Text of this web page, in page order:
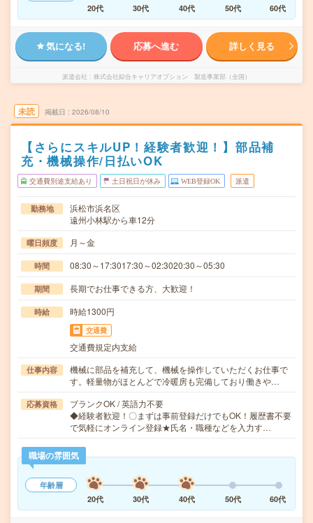
20代
30代 40代 50代 60代
気になる! 応募へ進む 詳しく見る
派遣会社 株式会社綜合キャリアオプション 製造事業部（全国）
未読 掲載日 2026/08/10
【さらにスキルUP！経験者歓迎！】部品補
充・機械操作/日払いOK
交通費別途支給あり 土日祝日が休み WEB登録OK 派遣
勤務地
浜松市浜名区
遠州小林駅から車12分
曜日頻度 月～金
時間 08:30～17:3017:30～02:3020:30～05:30
期間 長期でお仕事できる方、大歓迎！
時給 時給1300円
交通費
交通費規定内支給
仕事内容
機械に部品を補充して、機械を操作していただくお仕事で
す。軽量物がほとんどで冷暖房も完備しており働きや…
応募資格
ブランクOK / 英語力不要
◆経験者歓迎！〇まずは事前登録だけでもOK！履歴書不要
で気軽にオンライン登録★氏名・職種などを入力す…
職場の雰囲気
年齢層
20代
30代 40代 50代 60代